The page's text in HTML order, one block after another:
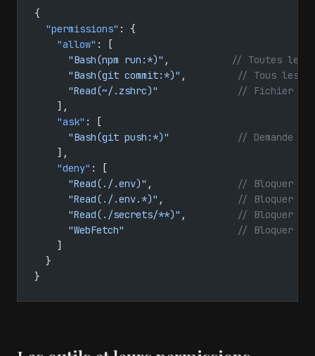
{
  "permissions"
: {
    "allow"
: [
      "Bash(npm run:*)"
,
// Toutes les
      "Bash(git commit:*)"
,
// Tous les
      "Read(~/.zshrc)"
// Fichier
    ],
    "ask"
: [
      "Bash(git push:*)"
// Demande
    ],
    "deny"
: [
      "Read(./.env)"
,
// Bloquer
      "Read(./.env.*)"
,
// Bloquer
      "Read(./secrets/**)"
,
// Bloquer
      "WebFetch"
// Bloquer
    ]
  }
}